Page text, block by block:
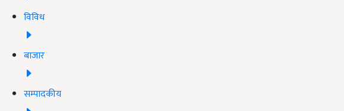
विविध
बाजार
सम्पादकीय